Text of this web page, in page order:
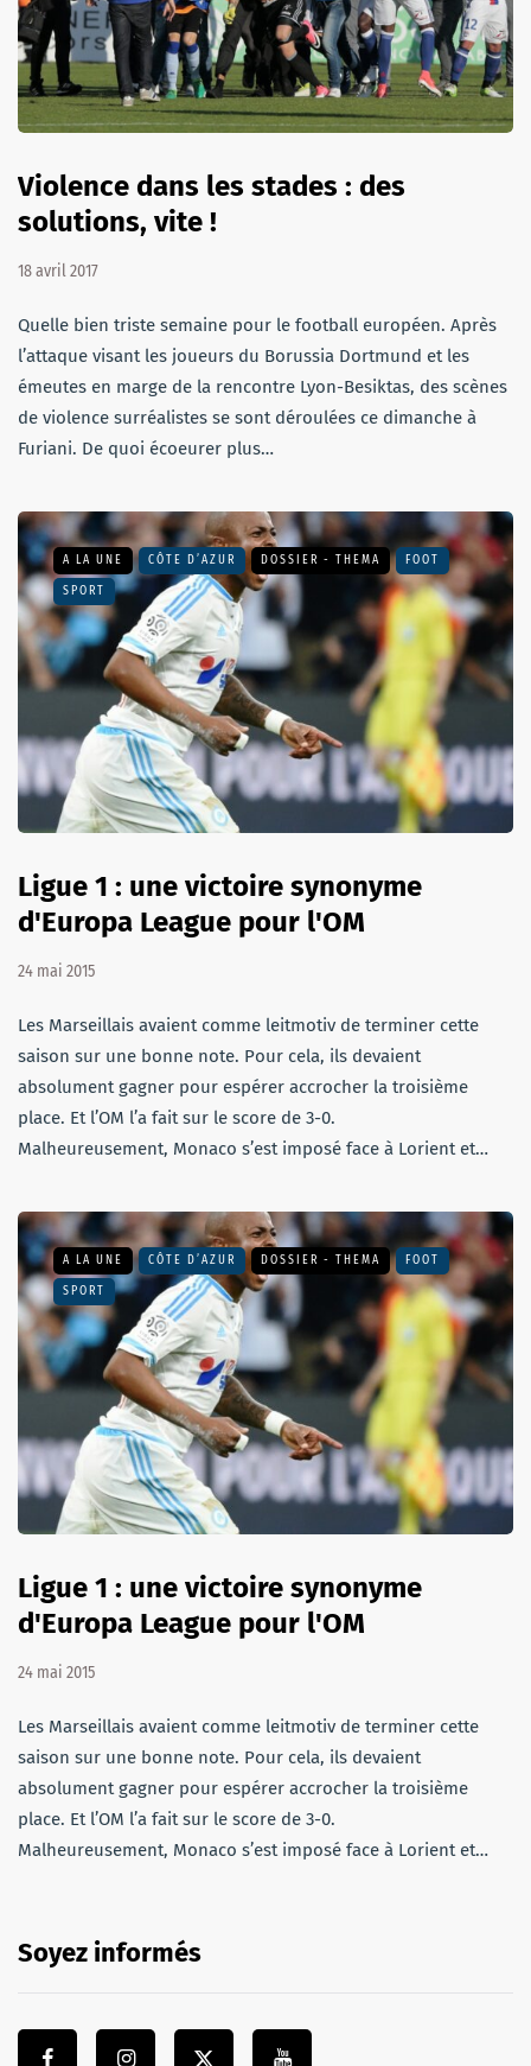
Violence dans les stades : des
solutions, vite !
18 avril 2017
Quelle bien triste semaine pour le football européen. Après
l’attaque visant les joueurs du Borussia Dortmund et les
émeutes en marge de la rencontre Lyon-Besiktas, des scènes
de violence surréalistes se sont déroulées ce dimanche à
Furiani. De quoi écoeurer plus…
A LA UNE CÔTE D’AZUR DOSSIER - THEMA FOOT
SPORT
Ligue 1 : une victoire synonyme
d'Europa League pour l'OM
24 mai 2015
Les Marseillais avaient comme leitmotiv de terminer cette
saison sur une bonne note. Pour cela, ils devaient
absolument gagner pour espérer accrocher la troisième
place. Et l’OM l’a fait sur le score de 3-0.
Malheureusement, Monaco s’est imposé face à Lorient et…
A LA UNE CÔTE D’AZUR DOSSIER - THEMA FOOT
SPORT
Ligue 1 : une victoire synonyme
d'Europa League pour l'OM
24 mai 2015
Les Marseillais avaient comme leitmotiv de terminer cette
saison sur une bonne note. Pour cela, ils devaient
absolument gagner pour espérer accrocher la troisième
place. Et l’OM l’a fait sur le score de 3-0.
Malheureusement, Monaco s’est imposé face à Lorient et…
Soyez informés